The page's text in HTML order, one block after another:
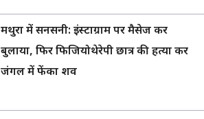
मथुरा में सनसनी: इंस्टाग्राम पर मैसेज कर
बुलाया, फिर फिजियोथेरेपी छात्र की हत्या कर
जंगल में फेंका शव